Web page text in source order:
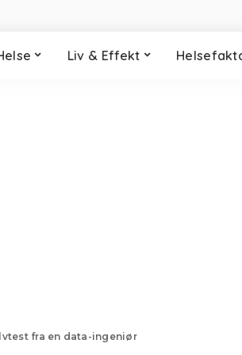
Liv & Effekt
fra en data-ingeniør